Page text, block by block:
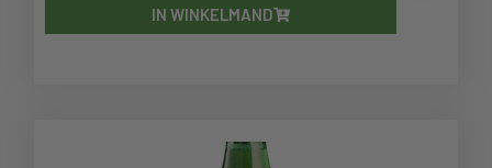
IN WINKELMAND